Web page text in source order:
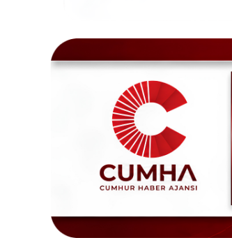
Yerel Yönetimler
Sivil Toplum Kuruluşları
Kamu Kurumları ve Üst Kurullar
Resmi Reklamlar